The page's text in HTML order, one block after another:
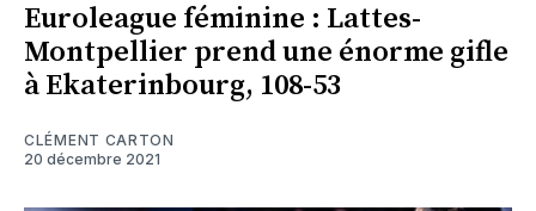
Euroleague féminine : Lattes-
Montpellier prend une énorme gifle
à Ekaterinbourg, 108-53
CLÉMENT CARTON
20 décembre 2021